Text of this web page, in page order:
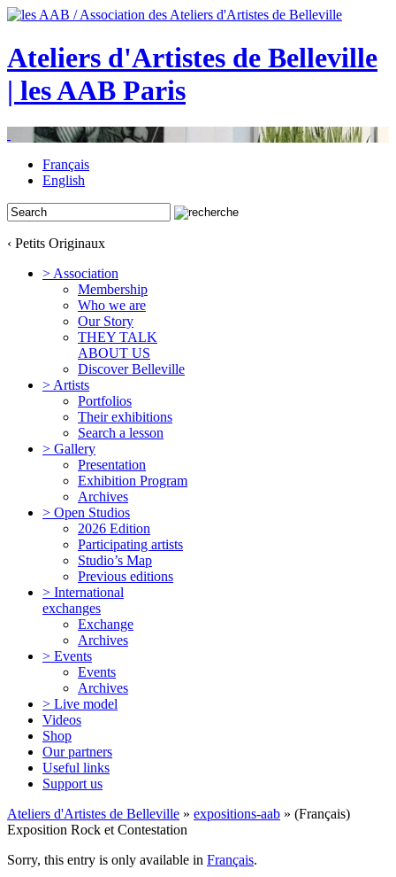
Ateliers d'Artistes de Belleville
| les AAB Paris
Français
English
‹ Petits Originaux
> Association
Membership
Who we are
Our Story
THEY TALK
ABOUT US
Discover Belleville
> Artists
Portfolios
Their exhibitions
Search a lesson
> Gallery
Presentation
Exhibition Program
Archives
> Open Studios
2026 Edition
Participating artists
Studio’s Map
Previous editions
> International
exchanges
Exchange
Archives
> Events
Events
Archives
> Live model
Videos
Shop
Our partners
Useful links
Support us
Ateliers d'Artistes de Belleville » expositions-aab » (Français)
Exposition Rock et Contestation
Sorry, this entry is only available in Français.